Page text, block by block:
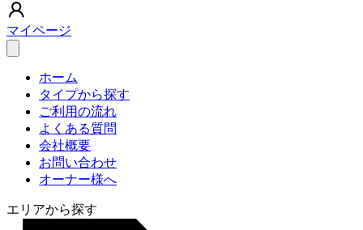
マイページ
ホーム
タイプから探す
ご利用の流れ
よくある質問
会社概要
お問い合わせ
オーナー様へ
エリアから探す